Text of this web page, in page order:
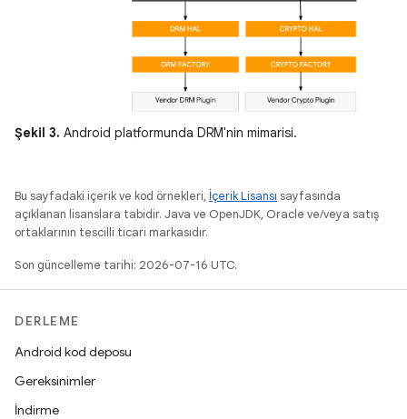
Şekil 3. Android platformunda DRM'nin mimarisi.
Bu sayfadaki içerik ve kod örnekleri, İçerik Lisansı sayfasında
açıklanan lisanslara tabidir. Java ve OpenJDK, Oracle ve/veya satış
ortaklarının tescilli ticari markasıdır.
Son güncelleme tarihi: 2026-07-16 UTC.
DERLEME
Android kod deposu
Gereksinimler
İndirme